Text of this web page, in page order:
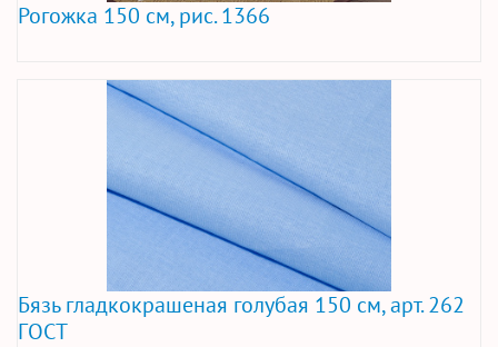
Рогожка 150 см, рис. 1366
Бязь гладкокрашеная голубая 150 см, арт. 262
ГОСТ